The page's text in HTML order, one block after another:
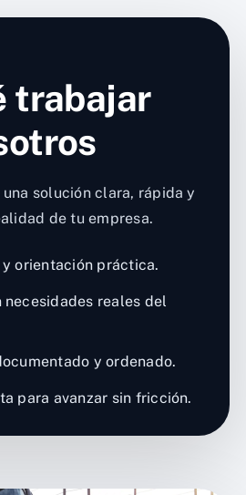
trabajar
solución clara, rápida y
de tu empresa.
orientación práctica.
necesidades reales del
y ordenado.
para avanzar sin fricción.